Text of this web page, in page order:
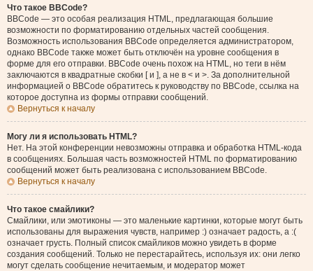
Что такое BBCode?
BBCode — это особая реализация HTML, предлагающая большие
возможности по форматированию отдельных частей сообщения.
Возможность использования BBCode определяется администратором,
однако BBCode также может быть отключён на уровне сообщения в
форме для его отправки. BBCode очень похож на HTML, но теги в нём
заключаются в квадратные скобки [ и ], а не в < и >. За дополнительной
информацией о BBCode обратитесь к руководству по BBCode, ссылка на
которое доступна из формы отправки сообщений.
Вернуться к началу
Могу ли я использовать HTML?
Нет. На этой конференции невозможны отправка и обработка HTML-кода
в сообщениях. Большая часть возможностей HTML по форматированию
сообщений может быть реализована с использованием BBCode.
Вернуться к началу
Что такое смайлики?
Смайлики, или эмотиконы — это маленькие картинки, которые могут быть
использованы для выражения чувств, например :) означает радость, а :(
означает грусть. Полный список смайликов можно увидеть в форме
создания сообщений. Только не перестарайтесь, используя их: они легко
могут сделать сообщение нечитаемым, и модератор может